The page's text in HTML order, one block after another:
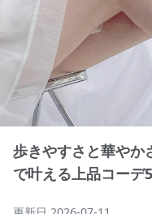
歩きやすさと華やか
で叶える上品コーデ